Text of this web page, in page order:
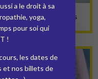
tes super-pouvoirs
a le droit à sa
yoga,
pour soi qui
!
les dates de
et nos billets de